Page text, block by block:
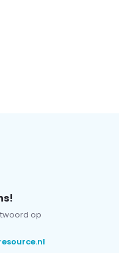
op